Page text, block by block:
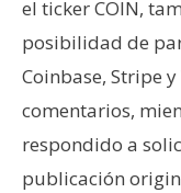
s
R
e
c
u
el ticker COIN,
posibilidad de
Coinbase, Stripe
comentarios,
respondido a
publicación